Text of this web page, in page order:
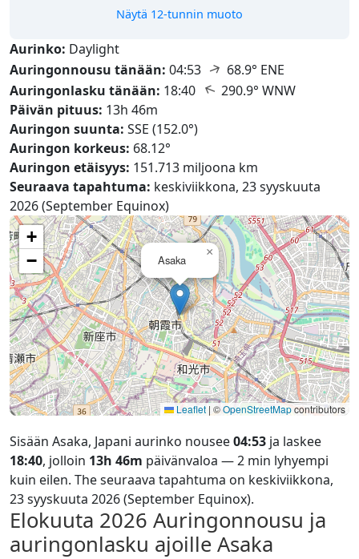
Näytä 12-tunnin muoto
Aurinko: Daylight
Auringonnousu tänään: 04:53 ↑ 68.9° ENE
Auringonlasku tänään: 18:40 ↑ 290.9° WNW
Päivän pituus: 13h 46m
Auringon suunta: SSE (152.0°)
Auringon korkeus: 68.12°
Auringon etäisyys: 151.713 miljoona km
Seuraava tapahtuma: keskiviikkona, 23 syyskuuta
2026 (September Equinox)
Asaka
×
+
−
Leaflet | ©OpenStreetMapcontributors
Sisään Asaka, Japani aurinko nousee04:53 ja laskee
18:40, jolloin 13h 46m päivänvaloa — 2 min lyhyempi
kuin eilen. The seuraava tapahtuma on keskiviikkona,
23 syyskuuta 2026 (September Equinox).
Elokuuta 2026 Auringonnousu ja
auringonlasku ajoille Asaka